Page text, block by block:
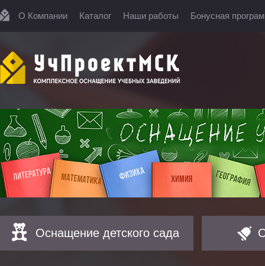
О Компании Каталог Наши работы Бонусная
Оснащение детского сада